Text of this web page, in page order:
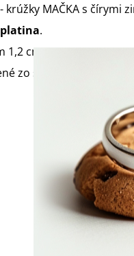
krúžky MAČKA s čírymi
platina.
cm.
zo striebra 925/1000